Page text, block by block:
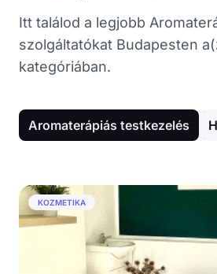
Itt találod a legjobb
szolgáltatókat Budapesten
kategóriában.
Aromaterápiás testkezelés
KOZMETIKA